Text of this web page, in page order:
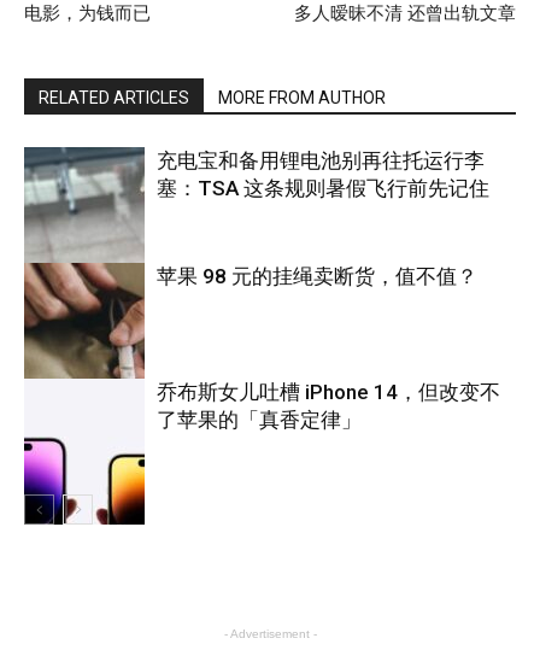
电影，为钱而已
多人暧昧不清 还曾出轨文章
RELATED ARTICLES MORE FROM AUTHOR
旅游
充电宝和备用锂电池别再往托运行李
塞：TSA 这条规则暑假飞行前先记住
科技
苹果 98 元的挂绳卖断货，值不值？
乔布斯女儿吐槽 iPhone 14，但改变不
了苹果的「真香定律」
- Advertisement -